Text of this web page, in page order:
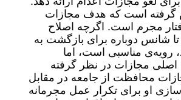
گرفته است که هدف مجازات
مجرم است. اگرچه اصلاح
شانس دوباره برای بازگشت به
رویه‌ی مناسبی است، اما
اصلی مجازات در نظر گرفته
محافظت از جامعه در مقابل
او برای تکرار عمل مجرمانه